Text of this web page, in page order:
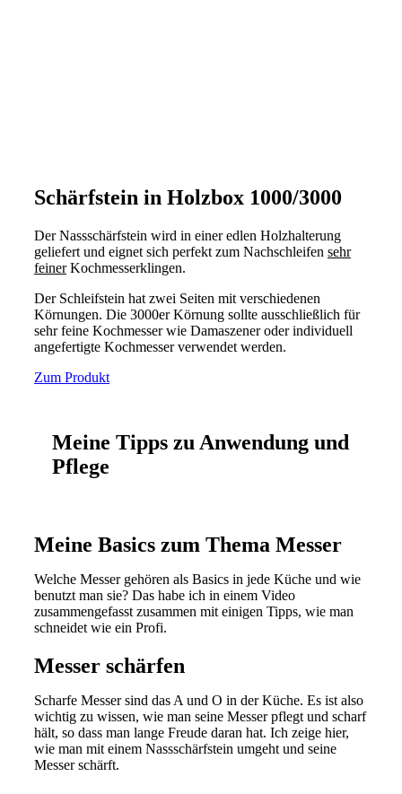
Schärfstein in Holzbox 1000/3000
Der Nassschärfstein wird in einer edlen Holzhalterung
geliefert und eignet sich perfekt zum Nachschleifen sehr
feinerKochmesserklingen.
Der Schleifstein hat zwei Seiten mit verschiedenen
Körnungen. Die 3000er Körnung sollte ausschließlich für
sehr feine Kochmesser wie Damaszener oder individuell
angefertigte Kochmesser verwendet werden.
Zum Produkt
Meine Tipps zu Anwendung und
Pflege
Meine Basics zum Thema Messer
Welche Messer gehören als Basics in jede Küche und wie
benutzt man sie? Das habe ich in einem Video
zusammengefasst zusammen mit einigen Tipps, wie man
schneidet wie ein Profi.
Messer schärfen
Scharfe Messer sind das A und O in der Küche. Es ist also
wichtig zu wissen, wie man seine Messer pflegt und scharf
hält, so dass man lange Freude daran hat. Ich zeige hier,
wie man mit einem Nassschärfstein umgeht und seine
Messer schärft.